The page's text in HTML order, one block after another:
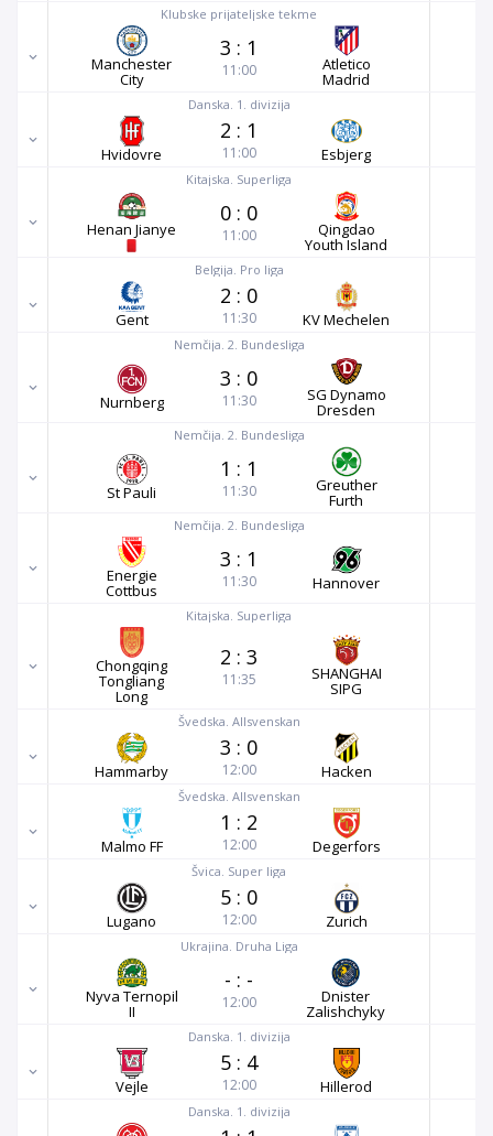
Klubske prijateljske tekme
Manchester
City
3 : 1
11:00 Atletico
Madrid
Danska. 1. divizija
Hvidovre
2 : 1
11:00 Esbjerg
Kitajska. Superliga
Henan Jianye
0 : 0
11:00 Qingdao
Youth Island
Belgija. Pro liga
Gent
2 : 0
11:30 KV Mechelen
Nemčija. 2. Bundesliga
Nurnberg
3 : 0
11:30 SG Dynamo
Dresden
Nemčija. 2. Bundesliga
St Pauli
1 : 1
11:30 Greuther
Furth
Nemčija. 2. Bundesliga
Energie
Cottbus
3 : 1
11:30 Hannover
Kitajska. Superliga
Chongqing
Tongliang
Long
2 : 3
11:35 SHANGHAI
SIPG
Švedska. Allsvenskan
Hammarby
3 : 0
12:00 Hacken
Švedska. Allsvenskan
Malmo FF
1 : 2
12:00 Degerfors
Švica. Super liga
Lugano
5 : 0
12:00 Zurich
Ukrajina. Druha Liga
Nyva Ternopil
II
- : -
12:00 Dnister
Zalishchyky
Danska. 1. divizija
Vejle
5 : 4
12:00 Hillerod
Danska. 1. divizija